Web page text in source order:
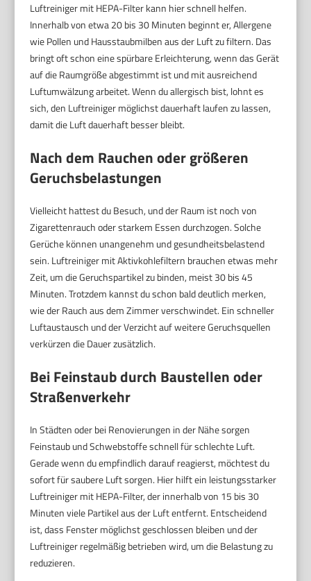
Luftreiniger mit HEPA-Filter kann hier schnell helfen.
Innerhalb von etwa 20 bis 30 Minuten beginnt er, Allergene
wie Pollen und Hausstaubmilben aus der Luft zu filtern. Das
bringt oft schon eine spürbare Erleichterung, wenn das Gerät
auf die Raumgröße abgestimmt ist und mit ausreichend
Luftumwälzung arbeitet. Wenn du allergisch bist, lohnt es
sich, den Luftreiniger möglichst dauerhaft laufen zu lassen,
damit die Luft dauerhaft besser bleibt.
Nach dem Rauchen oder größeren
Geruchsbelastungen
Vielleicht hattest du Besuch, und der Raum ist noch von
Zigarettenrauch oder starkem Essen durchzogen. Solche
Gerüche können unangenehm und gesundheitsbelastend
sein. Luftreiniger mit Aktivkohlefiltern brauchen etwas mehr
Zeit, um die Geruchspartikel zu binden, meist 30 bis 45
Minuten. Trotzdem kannst du schon bald deutlich merken,
wie der Rauch aus dem Zimmer verschwindet. Ein schneller
Luftaustausch und der Verzicht auf weitere Geruchsquellen
verkürzen die Dauer zusätzlich.
Bei Feinstaub durch Baustellen oder
Straßenverkehr
In Städten oder bei Renovierungen in der Nähe sorgen
Feinstaub und Schwebstoffe schnell für schlechte Luft.
Gerade wenn du empfindlich darauf reagierst, möchtest du
sofort für saubere Luft sorgen. Hier hilft ein leistungsstarker
Luftreiniger mit HEPA-Filter, der innerhalb von 15 bis 30
Minuten viele Partikel aus der Luft entfernt. Entscheidend
ist, dass Fenster möglichst geschlossen bleiben und der
Luftreiniger regelmäßig betrieben wird, um die Belastung zu
reduzieren.